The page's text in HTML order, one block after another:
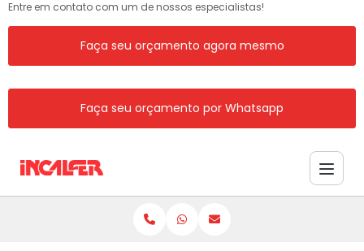
Entre em contato com um de nossos especialistas!
Faça seu orçamento agora mesmo
Faça seu orçamento por Whatsapp